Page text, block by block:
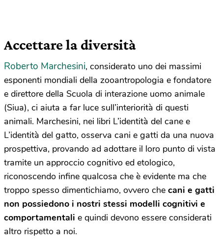
Accettare la diversità
Roberto Marchesini, considerato uno dei massimi
esponenti mondiali della zooantropologia e fondatore
e direttore della Scuola di interazione uomo animale
(Siua), ci aiuta a far luce sull’interiorità di questi
animali. Marchesini, nei libri L’identità del cane e
L’identità del gatto, osserva cani e gatti da una nuova
prospettiva, provando ad adottare il loro punto di vista
tramite un approccio cognitivo ed etologico,
riconoscendo infine qualcosa che è evidente ma che
troppo spesso dimentichiamo, ovvero che cani e gatti
non possiedono i nostri stessi modelli cognitivi e
comportamentali e quindi devono essere considerati
altro rispetto a noi.